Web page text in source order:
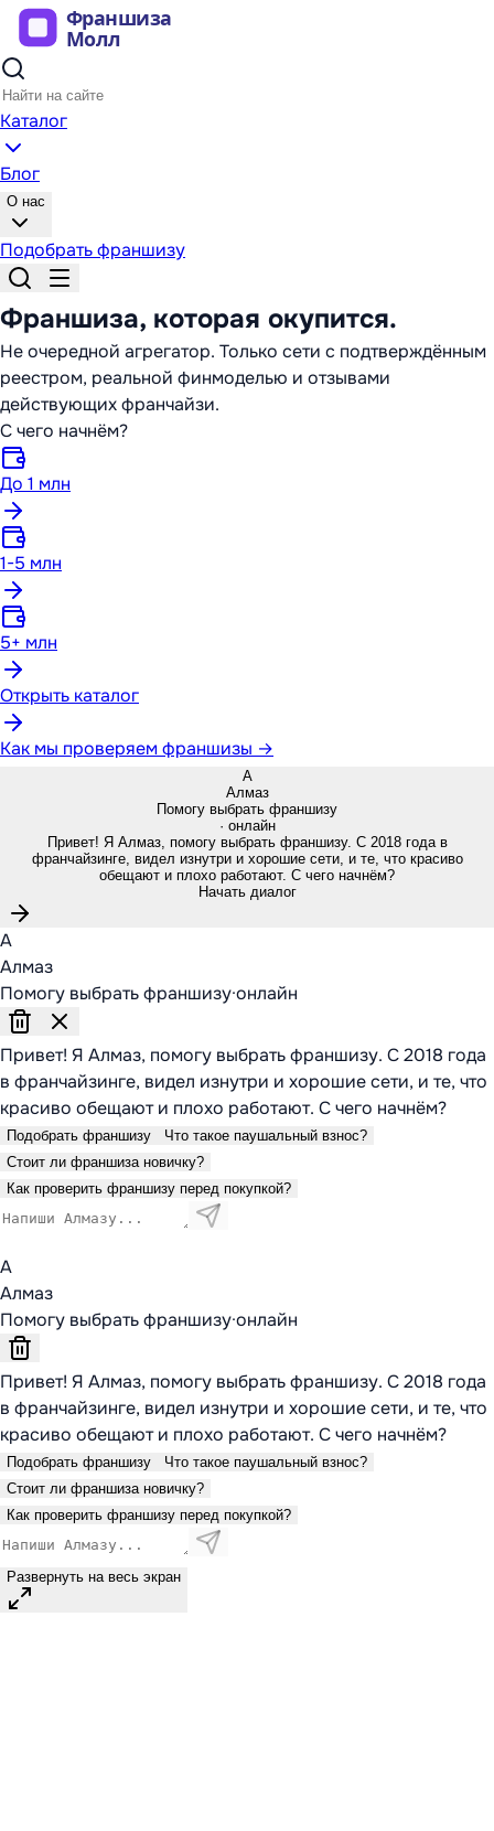
Каталог
Блог
О нас
Подобрать франшизу
Франшиза, которая окупится.
Не очередной агрегатор. Только сети с подтверждённым
реестром, реальной финмоделью и отзывами
действующих франчайзи.
С чего начнём?
До 1 млн
1-5 млн
5+ млн
Открыть каталог
Как мы проверяем франшизы →
А
Алмаз
Помогу выбрать франшизу
· онлайн
Привет! Я Алмаз, помогу выбрать франшизу. С 2018 года в
франчайзинге, видел изнутри и хорошие сети, и те, что красиво
обещают и плохо работают. С чего начнём?
Начать диалог
А
Алмаз
Помогу выбрать франшизу·онлайн
Привет! Я Алмаз, помогу выбрать франшизу. С 2018 года
в франчайзинге, видел изнутри и хорошие сети, и те, что
красиво обещают и плохо работают. С чего начнём?
Подобрать франшизу
Что такое паушальный взнос?
Стоит ли франшиза новичку?
Как проверить франшизу перед покупкой?
А
Алмаз
Помогу выбрать франшизу·онлайн
Привет! Я Алмаз, помогу выбрать франшизу. С 2018 года
в франчайзинге, видел изнутри и хорошие сети, и те, что
красиво обещают и плохо работают. С чего начнём?
Подобрать франшизу
Что такое паушальный взнос?
Стоит ли франшиза новичку?
Как проверить франшизу перед покупкой?
Развернуть на весь экран